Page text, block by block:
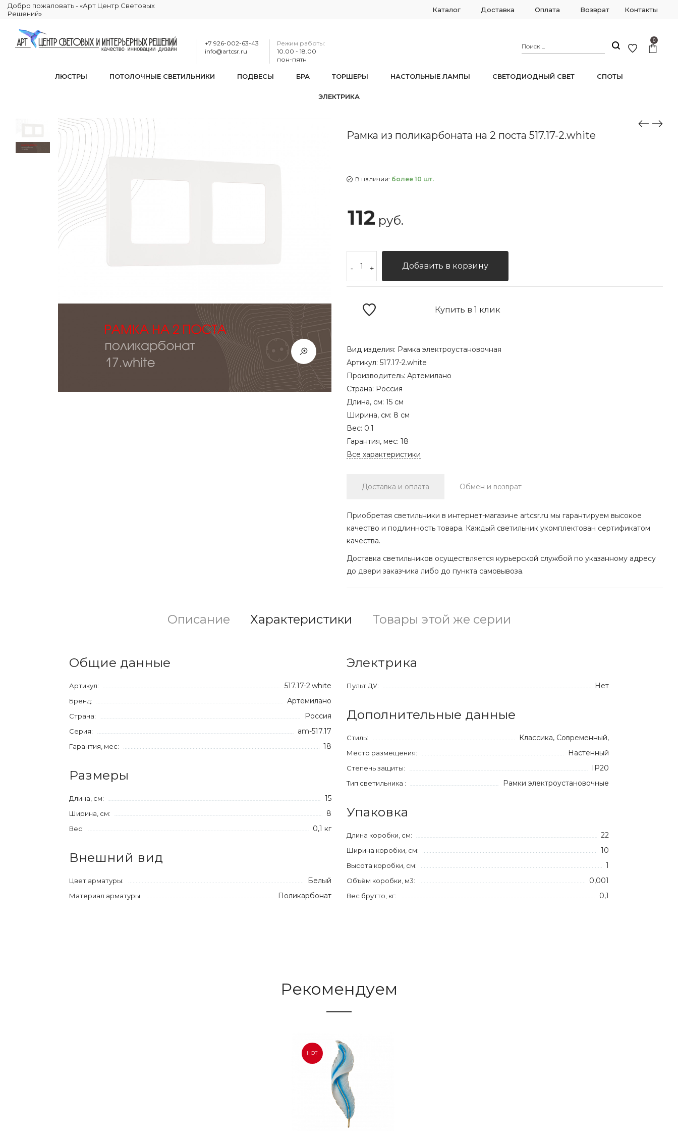
Добро пожаловать - «Арт Центр Световых
Решений»
Каталог Доставка Оплата Возврат Контакты
+7 926-002-63-43
info@artcsr.ru
Режим работы:
10.00 - 18.00
пон-пятн
0
ЛЮСТРЫ ПОТОЛОЧНЫЕ СВЕТИЛЬНИКИ ПОДВЕСЫ БРА ТОРШЕРЫ НАСТОЛЬНЫЕ ЛАМПЫ СВЕТОДИОДНЫЙ СВЕТ СПОТЫ
ЭЛЕКТРИКА
Рамка из поликарбоната на 2 поста 517.17-2.white
В наличии: более 10 шт.
112 руб.
- + Добавить в корзину
Купить в 1 клик
Вид изделия: Рамка электроустановочная
Артикул: 517.17-2.white
Производитель: Артемилано
Страна: Россия
Длина, см: 15 см
Ширина, см: 8 см
Вес: 0.1
Гарантия, мес: 18
Все характеристики
Доставка и оплата Обмен и возврат
Приобретая светильники в интернет-магазине artcsr.ru мы гарантируем высокое
качество и подлинность товара. Каждый светильник укомплектован сертификатом
качества.
Доставка светильников осуществляется курьерской службой по указанному адресу
до двери заказчика либо до пункта самовывоза.
Описание Характеристики Товары этой же серии
Общие данные
Артикул: 517.17-2.white
Бренд: Артемилано
Страна: Россия
Серия: am-517.17
Гарантия, мес: 18
Размеры
Длина, см: 15
Ширина, см: 8
Вес: 0,1 кг
Внешний вид
Цвет арматуры: Белый
Материал арматуры: Поликарбонат
Электрика
Пульт ДУ: Нет
Дополнительные данные
Стиль: Классика, Современный,
Место размещения: Настенный
Степень защиты: IP20
Тип светильника : Рамки электроустановочные
Упаковка
Длина коробки, см: 22
Ширина коробки, см: 10
Высота коробки, см: 1
Объём коробки, м3: 0,001
Вес брутто, кг: 0,1
Рекомендуем
HOT